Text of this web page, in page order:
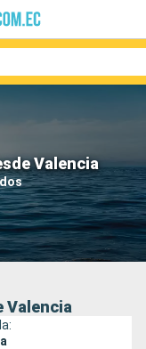
Valencia
Compañías
Valencia